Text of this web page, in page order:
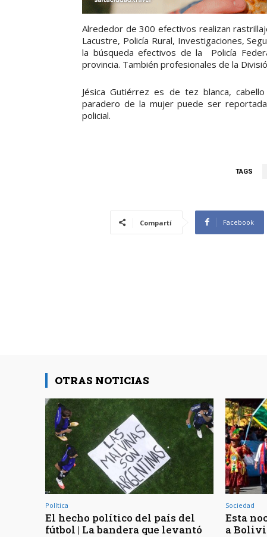
Alrededor de 300 efectivos realizan
Lacustre, Policía Rural, Investigaciones,
la búsqueda efectivos de la Policía
provincia. También profesionales de la
Jésica Gutiérrez es de tez blanca,
paradero de la mujer puede ser
policial.
TAGS
Compartí Facebook
OTRAS NOTICIAS
Política
El hecho político del país del
fútbol | La bandera que levantó
Sociedad
Esta
a